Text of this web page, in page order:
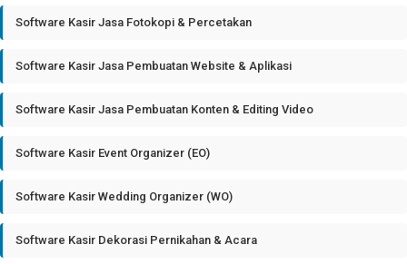
Software Kasir Jasa Fotokopi & Percetakan
Software Kasir Jasa Pembuatan Website & Aplikasi
Software Kasir Jasa Pembuatan Konten & Editing Video
Software Kasir Event Organizer (EO)
Software Kasir Wedding Organizer (WO)
Software Kasir Dekorasi Pernikahan & Acara